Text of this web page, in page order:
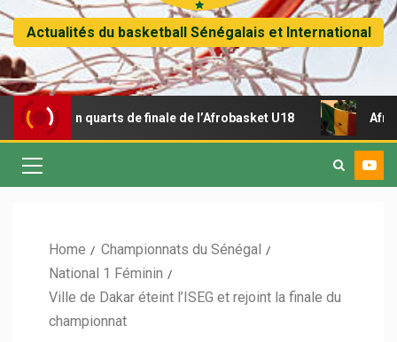
Actualités du basketball Sénégalais et International
quarts de finale de l’Afrobasket U18 Afrobasket
Home
Championnats du Sénégal
National 1 Féminin
Ville de Dakar éteint l’ISEG et rejoint la finale du
championnat